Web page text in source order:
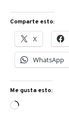
Comparte esto:
X
WhatsApp
Me gusta esto:
Cargando...